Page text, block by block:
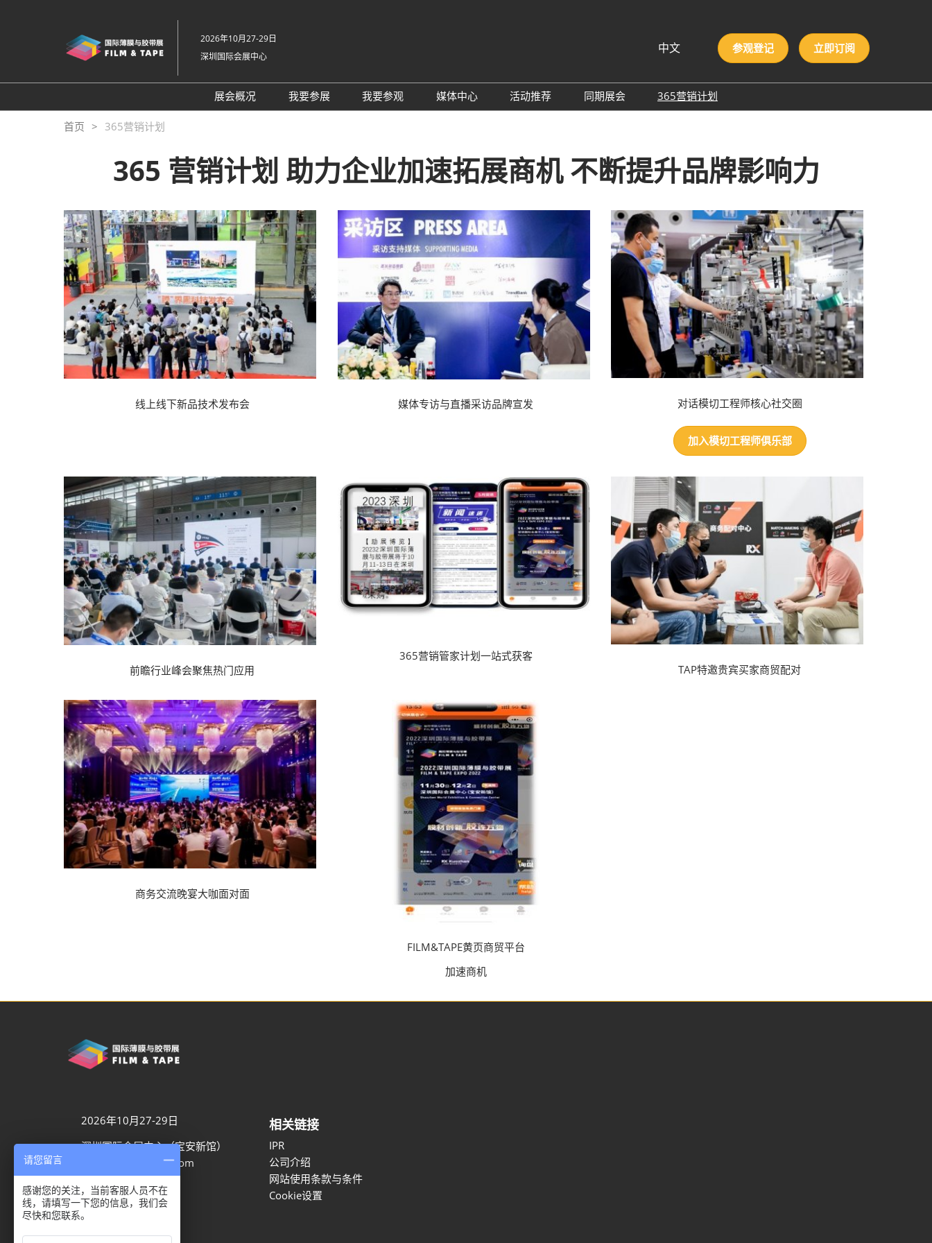
跳
转
容
2026年10月27-29日
深圳国际会展中心
中文
English
한국인
แบบไทย
Indonesia
参观登记 立即订阅
展会概况
交通住宿
关于主办方
包容性和多元化
常见问题解答
展馆平面图
2026越南国际薄膜与胶带展
我要参展
展商增值服务
重点观众
为何参展
商贸配对
我要参观
展商名录
展商说
组团参观
RX Connect 励展通
媒体中心
展商动态
订阅电邮
活动推荐
同期展会
国际高性能材料展
亚洲材料周
国际新材料新工艺及色彩展
览会
365营销计划
首页 365营销计划
365 营销计划 助力企业加速拓展商机 不断提升品牌影响力
线上线下新品技术发布会 媒体专访与直播采访品牌宣发 对话模切工程师核心社交圈
加入模切工程师俱乐部
前瞻行业峰会聚焦热门应用
365营销管家计划一站式获客
TAP特邀贵宾买家商贸配对
商务交流晚宴大咖面对面
FILM&TAPE黄页商贸平台
加速商机
2026年10月27-29日
深圳国际会展中心（宝安新馆）
aaron.ye@rxglobal.com
021-2231 7259
相关链接
IPR
公司介绍
网站使用条款与条件
Cookie设置
隐私选项
请您留言
感谢您的关注，当前客服人员不在
线，请填写一下您的信息，我们会
尽快和您联系。